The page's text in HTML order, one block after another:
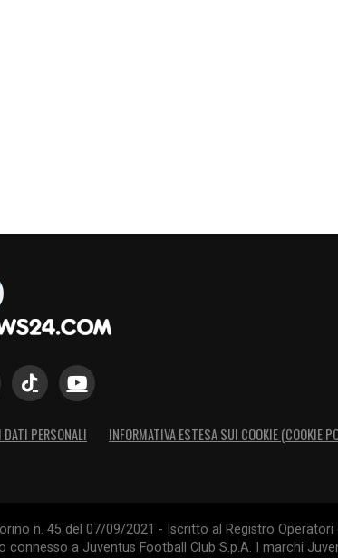
PERSONALI INFORMATIVA ESTESA SUI COOKIE (COOKIE
n. 45 del 07/09/2021 - Iscritto al Registro Operatori
a Juventus Football Club S.p.A. I marchi